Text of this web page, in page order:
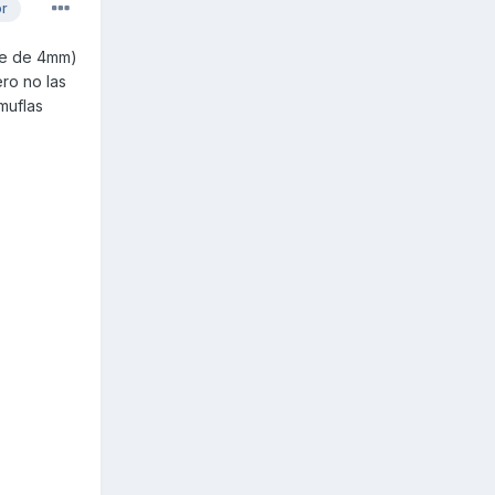
de 4mm)
no las